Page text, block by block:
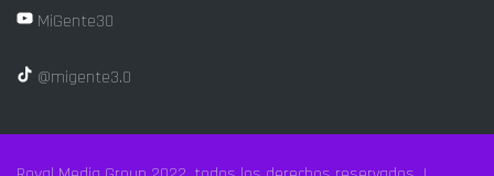
MiGente30
@migente3.0